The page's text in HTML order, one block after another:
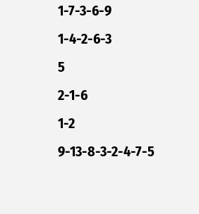
1-7-3-6-9
1-4-2-6-3
5
2-1-6
1-2
9-13-8-3-2-4-7-5